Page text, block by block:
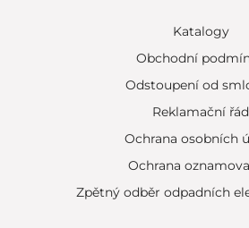
Katalogy
Obchodní
Odstoupení od
Reklamační řád
Ochrana osobních
Ochrana
Zpětný odběr odpadních